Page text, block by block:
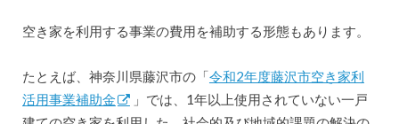
空き家を利用する事業の費用を補助する形態もあります。
たとえば、神奈川県藤沢市の「令和2年度藤沢市空き家利
活用事業補助金
」では、1年以上使用されていない一戸